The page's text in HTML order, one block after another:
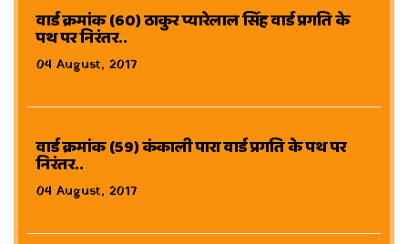
वार्ड क्रमांक (60) ठाकुर प्यारेलाल सिंह वार्ड प्रगति के
पथ पर निरंतर..
04 August, 2017
वार्ड क्रमांक (59) कंकाली पारा वार्ड प्रगति के पथ पर
निरंतर..
04 August, 2017